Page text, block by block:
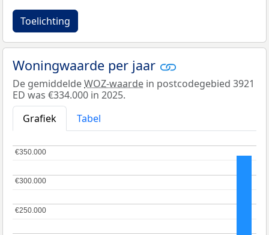
Toelichting
Woningwaarde per jaar
De gemiddeldeWOZ-waarde in postcodegebied 3921
ED was €334.000 in 2025.
Grafiek
Tabel
€250.000
€250.000
€300.000
€300.000
€350.000
€350.000